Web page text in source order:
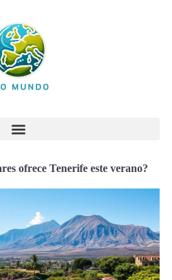
ofrece Tenerife este verano?